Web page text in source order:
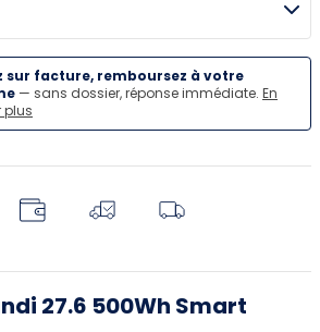
sur facture, remboursez à votre
— sans dossier, réponse immédiate. En
plus
27.6 500Wh Smart